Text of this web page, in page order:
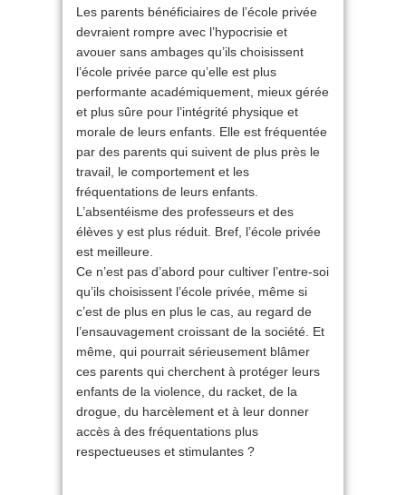
Les parents bénéficiaires de l’école privée
devraient rompre avec l’hypocrisie et
avouer sans ambages qu’ils choisissent
l’école privée parce qu’elle est plus
performante académiquement, mieux gérée
et plus sûre pour l’intégrité physique et
morale de leurs enfants. Elle est fréquentée
par des parents qui suivent de plus près le
travail, le comportement et les
fréquentations de leurs enfants.
L’absentéisme des professeurs et des
élèves y est plus réduit. Bref, l’école privée
est meilleure.
Ce n’est pas d’abord pour cultiver l’entre-soi
qu’ils choisissent l’école privée, même si
c’est de plus en plus le cas, au regard de
l’ensauvagement croissant de la société. Et
même, qui pourrait sérieusement blâmer
ces parents qui cherchent à protéger leurs
enfants de la violence, du racket, de la
drogue, du harcèlement et à leur donner
accès à des fréquentations plus
respectueuses et stimulantes ?